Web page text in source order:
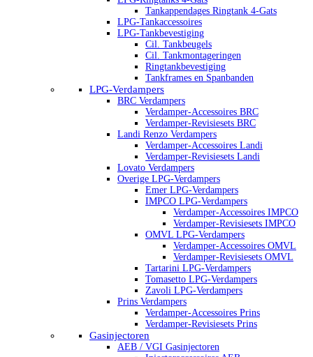
Tankappendages Ringtank 4-Gats
LPG-Tankaccessoires
LPG-Tankbevestiging
Cil. Tankbeugels
Cil. Tankmontageringen
Ringtankbevestiging
Tankframes en Spanbanden
LPG-Verdampers
BRC Verdampers
Verdamper-Accessoires BRC
Verdamper-Revisiesets BRC
Landi Renzo Verdampers
Verdamper-Accessoires Landi
Verdamper-Revisiesets Landi
Lovato Verdampers
Overige LPG-Verdampers
Emer LPG-Verdampers
IMPCO LPG-Verdampers
Verdamper-Accessoires IMPCO
Verdamper-Revisiesets IMPCO
OMVL LPG-Verdampers
Verdamper-Accessoires OMVL
Verdamper-Revisiesets OMVL
Tartarini LPG-Verdampers
Tomasetto LPG-Verdampers
Zavoli LPG-Verdampers
Prins Verdampers
Verdamper-Accessoires Prins
Verdamper-Revisiesets Prins
Gasinjectoren
AEB / VGI Gasinjectoren